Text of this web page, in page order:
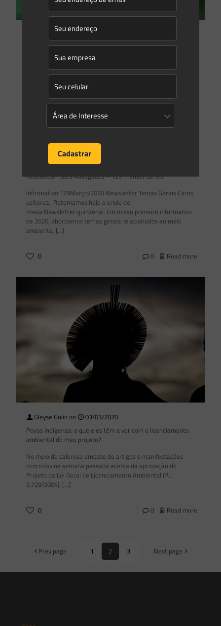
Marcos Saes on
25/03/2020
Um novo país: O Licenciamento Ambiental precisará ser
revisto após a pandemia do Coronavírus
Fatos extraordinários acontecem de tempos em tempos e
servem para promover mudanças. A afirmação de que crise
é sempre uma oportunidade repetida à exaustão por quem
0 Read more
Saes Advogadoson
03/03/2020
Newsletter Saes Advogados – 129 | Temas Gerais
Informativo 129Março/2020 Newsletter Temas Gerais Caros
Leitores, Retomamos hoje o envio de
nossa Newsletter quinzenal. Em nosso primeiro informativo
de 2020, abordamos temas gerais relacionados ao meio
ambiente, […]
0 0 Read more
Gleyse Gulin on
03/03/2020
Povos indígenas: o que eles têm a ver com o licenciamento
ambiental do meu projeto?
No meio do caloroso embate de artigos e manifestações
ocorridas na semana passada acerca da aprovação do
Projeto da Lei Geral de Licenciamento Ambiental (PL
3.729/2004), […]
0 0 Read more
Prev page 1 2 3 Next page